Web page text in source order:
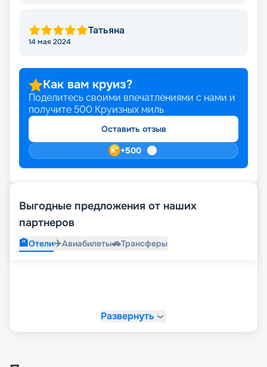
Татьяна
14 мая 2024
Как вам круиз?
Поделитесь своими впечатлениями с нами и
получите 500 Круизных миль
Оставить отзыв
+500
Выгодные предложения от наших
партнеров
🏨Отели✈️Авиабилеты🚗Трансферы
Развернуть